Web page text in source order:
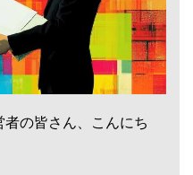
の皆さん、こんにち